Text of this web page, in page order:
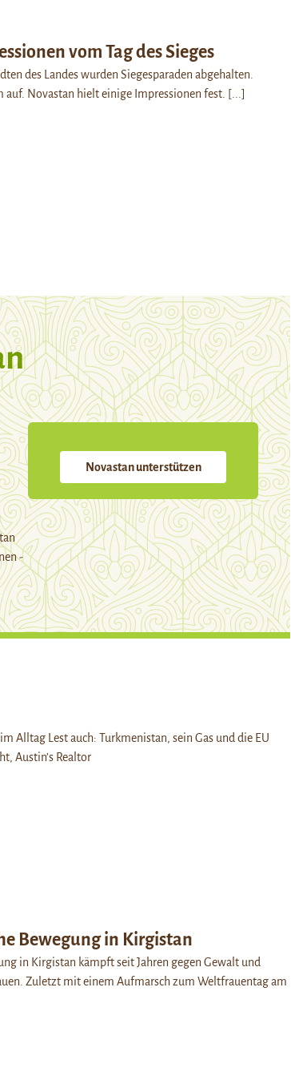
vom Tag des Sieges
des Landes wurden Siegesparaden abgehalten.
Novastan hielt einige Impressionen fest. [...]
-
Novastan unterstützen
Alltag Lest auch: Turkmenistan, sein Gas und die EU
Austin’s Realtor
Bewegung in Kirgistan
in Kirgistan kämpft seit Jahren gegen Gewalt und
Zuletzt mit einem Aufmarsch zum Weltfrauentag am